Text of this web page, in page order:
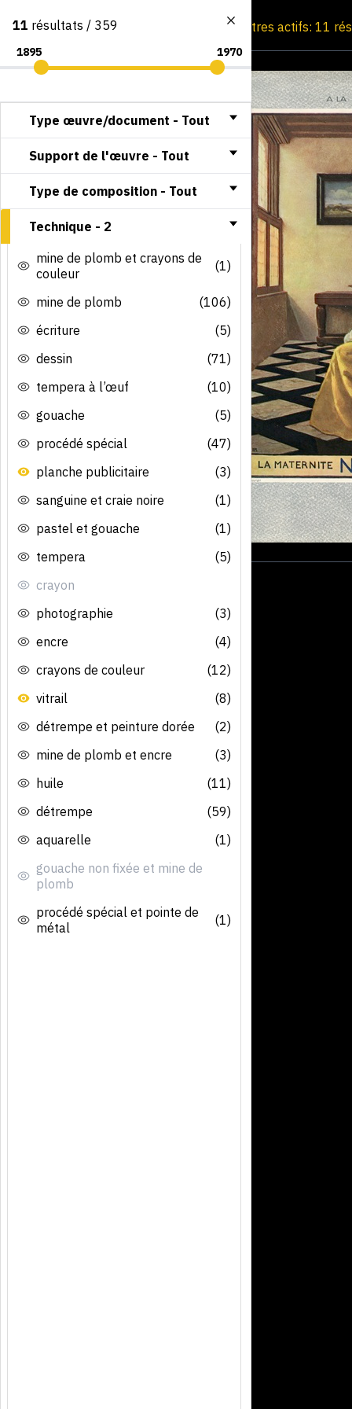
Consultation par image Filtres actifs: 11
11 résultats / 359
Type œuvre/document - Tout
Support de l'œuvre - Tout
Type de composition - Tout
Technique - 2
mine de plomb et crayons de
couleur
(1)
mine de plomb
(106)
écriture
(5)
dessin
(71)
tempera à l’œuf
(10)
gouache
(5)
procédé spécial
(47)
planche publicitaire
(3)
sanguine et craie noire
(1)
pastel et gouache
(1)
tempera
(5)
crayon
photographie
(3)
encre
(4)
crayons de couleur
(12)
vitrail
(8)
détrempe et peinture dorée
(2)
mine de plomb et encre
(3)
huile
(11)
détrempe
(59)
aquarelle
(1)
gouache non fixée et mine de
plomb
procédé spécial et pointe de
métal
(1)